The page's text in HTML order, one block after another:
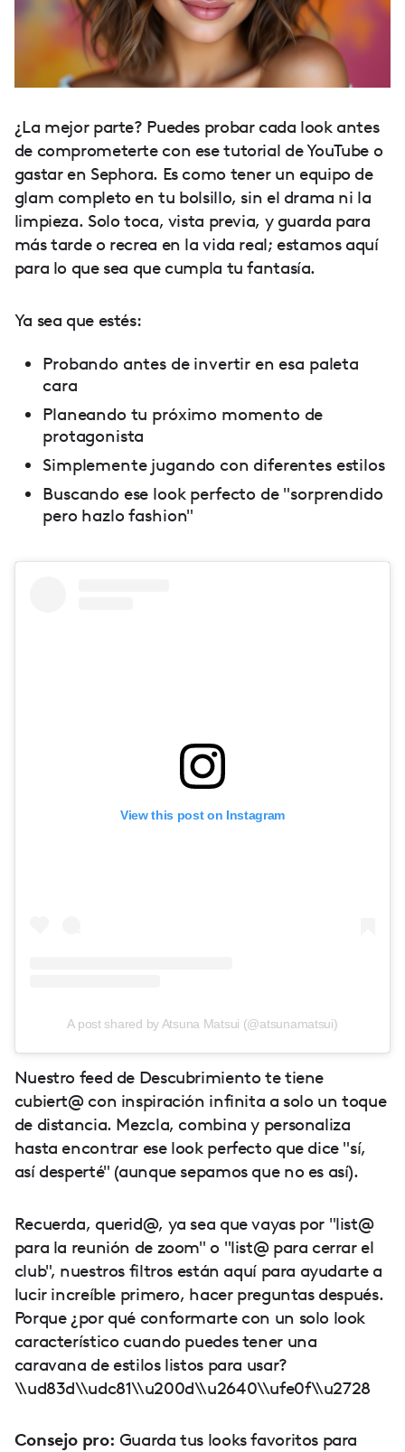
¿La mejor parte? Puedes probar cada look antes
de comprometerte con ese tutorial de YouTube o
gastar en Sephora. Es como tener un equipo de
glam completo en tu bolsillo, sin el drama ni la
limpieza. Solo toca, vista previa, y guarda para
más tarde o recrea en la vida real; estamos aquí
para lo que sea que cumpla tu fantasía.
Ya sea que estés:
Probando antes de invertir en esa paleta
cara
Planeando tu próximo momento de
protagonista
Simplemente jugando con diferentes estilos
Buscando ese look perfecto de "sorprendido
pero hazlo fashion"
View this post on Instagram
A post shared by Atsuna Matsui (@atsunamatsui)
Nuestro feed de Descubrimiento te tiene
cubiert@ con inspiración infinita a solo un toque
de distancia. Mezcla, combina y personaliza
hasta encontrar ese look perfecto que dice "sí,
así desperté" (aunque sepamos que no es así).
Recuerda, querid@, ya sea que vayas por "list@
para la reunión de zoom" o "list@ para cerrar el
club", nuestros filtros están aquí para ayudarte a
lucir increíble primero, hacer preguntas después.
Porque ¿por qué conformarte con un solo look
característico cuando puedes tener una
caravana de estilos listos para usar?
\\ud83d\\udc81\\u200d\\u2640\\ufe0f\\u2728
Consejo pro: Guarda tus looks favoritos para